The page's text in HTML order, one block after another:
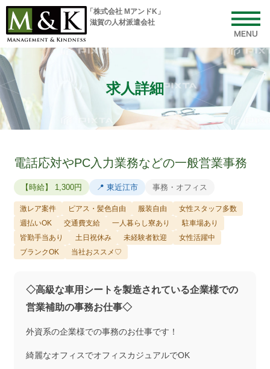
「株式会社 MアンドK」 │ 滋賀の人材派遣会社
「株式会社 MアンドK」
滋賀の人材派遣会社
求人詳細
電話応対やPC入力業務などの一般営業事務
【時給】 1,300円 📍 東近江市 事務・オフィス
激レア案件 ピアス・髪色自由 服装自由
女性スタッフ多数
週払いOK
交通費支給 一人暮らし寮あり
駐車場あり
皆勤手当あり
土日祝休み 未経験者歓迎
女性活躍中
ブランクOK
当社おススメ♡
◇高級な車用シートを製造されている企業様での
営業補助の事務お仕事◇
外資系の企業様での事務のお仕事です！
綺麗なオフィスでオフィスカジュアルでOK